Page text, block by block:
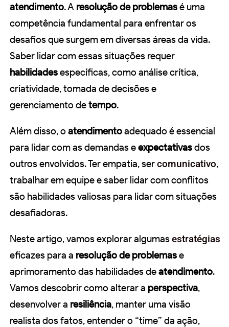
atendimento. A resolução de problemasé uma
competência fundamental para enfrentar os
desafios que surgem em diversas áreas da vida.
Saber lidar com essas situações requer
habilidadesespecíficas, como análise crítica,
criatividade, tomada de decisões e
gerenciamento detempo.
Além disso, o atendimentoadequado é essencial
para lidar com as demandas eexpectativasdos
outros envolvidos. Ter empatia, sercomunicativo,
trabalhar em equipe e saber lidar com conflitos
são habilidades valiosas para lidar com situações
desafiadoras.
Neste artigo, vamos explorar algumasestratégias
eficazes para a resolução de problemase
aprimoramento das habilidades deatendimento.
Vamos descobrir como alterar a perspectiva,
desenvolver a resiliência, manter uma visão
realista dos fatos, entender o “time” da ação,